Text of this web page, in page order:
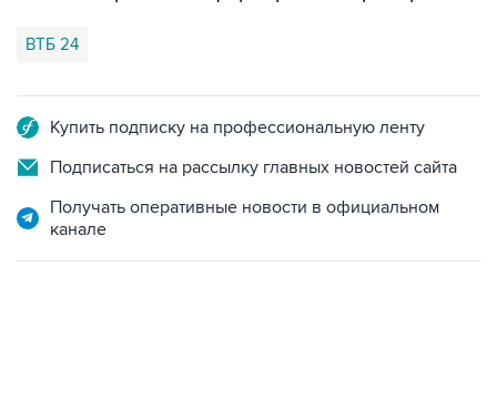
ВТБ 24
Купить подписку на профессиональную ленту
Подписаться на рассылку главных новостей сайта
Получать оперативные новости в официальном
канале